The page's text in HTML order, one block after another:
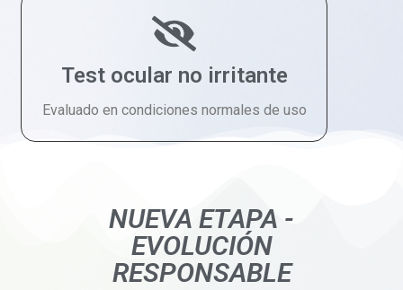
Test ocular no irritante
Evaluado en condiciones normales de uso
NUEVA ETAPA -
EVOLUCIÓN
RESPONSABLE